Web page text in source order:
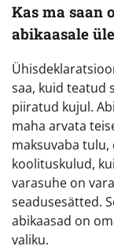
Kas ma saan
abikaasale
saa, kuid teatud
piiratud kujul.
maha arvata
maksuvaba
koolituskulud,
varasuhe on
seadusesätted.
abikaasad on
valiku.